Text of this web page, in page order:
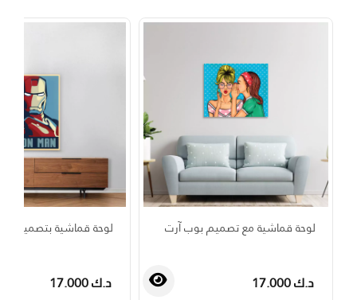
لوحة قماشية مع تصميم بوب آرت
د.ك 17.000
لوحة قماشية بتصميم
د.ك 17.000